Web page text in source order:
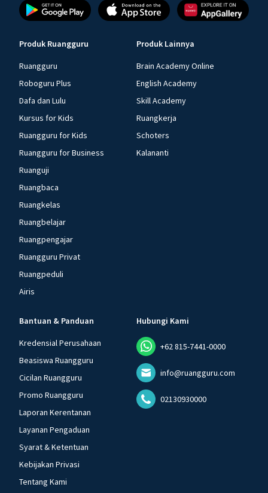
Produk Ruangguru
Ruangguru
Roboguru Plus
Dafa dan Lulu
Kursus for Kids
Ruangguru for Kids
Ruangguru for Business
Ruanguji
Ruangbaca
Ruangkelas
Ruangbelajar
Ruangpengajar
Ruangguru Privat
Ruangpeduli
Airis
Produk Lainnya
Brain Academy Online
English Academy
Skill Academy
Ruangkerja
Schoters
Kalananti
Bantuan & Panduan
Kredensial Perusahaan
Beasiswa Ruangguru
Cicilan Ruangguru
Promo Ruangguru
Laporan Kerentanan
Layanan Pengaduan
Syarat & Ketentuan
Kebijakan Privasi
Tentang Kami
Hubungi Kami
+62 815-7441-0000
info@ruangguru.com
02130930000